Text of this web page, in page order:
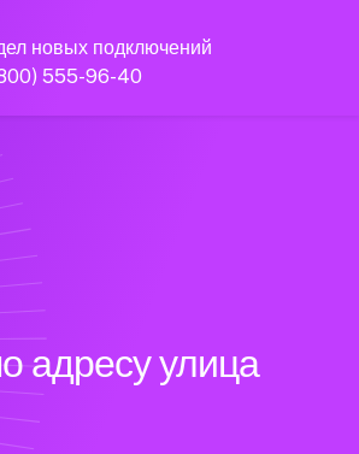
новых подключений
555-96-40
адресу улица